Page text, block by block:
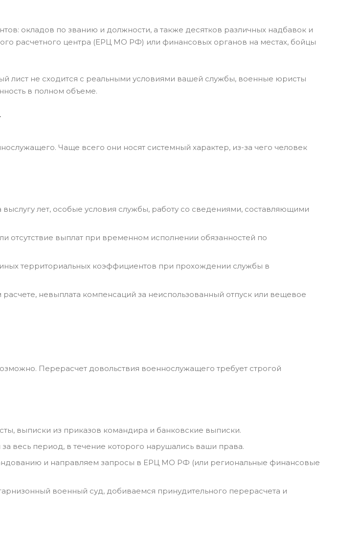
окладов по званию и должности, а также десятков различных надбавок и
расчетного центра (ЕРЦ МО РФ) или финансовых органов на местах, бойцы
лист не сходится с реальными условиями вашей службы, военные юристы
в полном объеме.
Чаще всего они носят системный характер, из-за чего человек
лет, особые условия службы, работу со сведениями, составляющими
отсутствие выплат при временном исполнении обязанностей по
территориальных коэффициентов при прохождении службы в
невыплата компенсаций за неиспользованный отпуск или вещевое
Перерасчет довольствия военнослужащего требует строгой
выписки из приказов командира и банковские выписки.
весь период, в течение которого нарушались ваши права.
и направляем запросы в ЕРЦ МО РФ (или региональные финансовые
военный суд, добиваемся принудительного перерасчета и